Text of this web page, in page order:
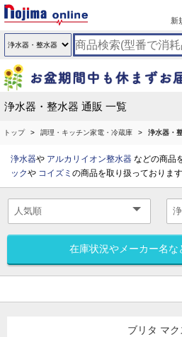
新
浄水器・整水器 通販 一覧
トップ 調理・キッチン家電・冷蔵庫 浄水器・
浄水器や アルカリイオン整水器 などの商品
ックや コイズミ の商品を取り扱っております
在庫状況やメーカー名
ブリタ マ